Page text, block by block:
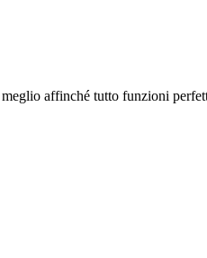
affinché tutto funzioni